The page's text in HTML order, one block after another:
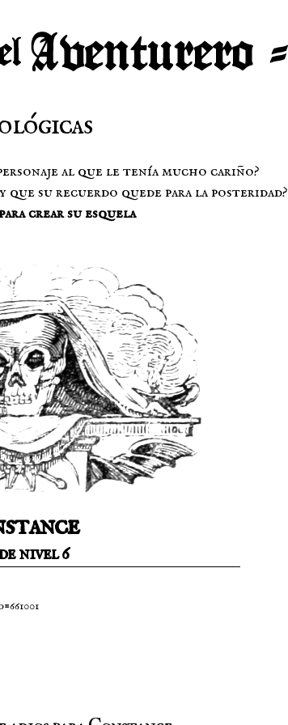
al que le tenía mucho cariño?
su recuerdo quede para la posteridad?
crear su esquela
nivel 6